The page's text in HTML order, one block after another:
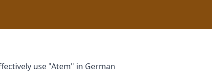
use "Atem" in German